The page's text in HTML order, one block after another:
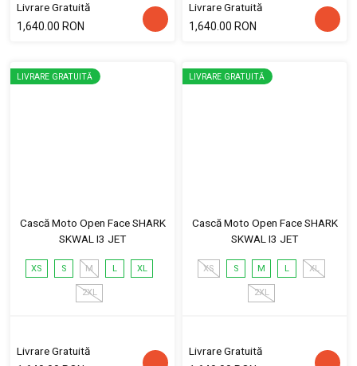
Livrare Gratuită
1,640.00 RON
Livrare Gratuită
1,640.00 RON
LIVRARE GRATUITĂ
Cască Moto Open Face SHARK
SKWAL I3 JET
XS S M L XL
2XL
Livrare Gratuită
LIVRARE GRATUITĂ
Cască Moto Open Face SHARK
SKWAL I3 JET
XS S M L XL
2XL
Livrare Gratuită